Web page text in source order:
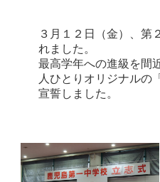
３月１２日（金）、第
れました。
最高学年への進級を間
人ひとりオリジナルの
宣誓しました。